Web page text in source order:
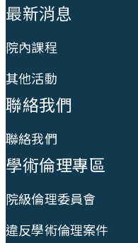
最新消息
院內課程
其他活動
聯絡我們
聯絡我們
學術倫理專區
院級倫理委員會
違反學術倫理案件